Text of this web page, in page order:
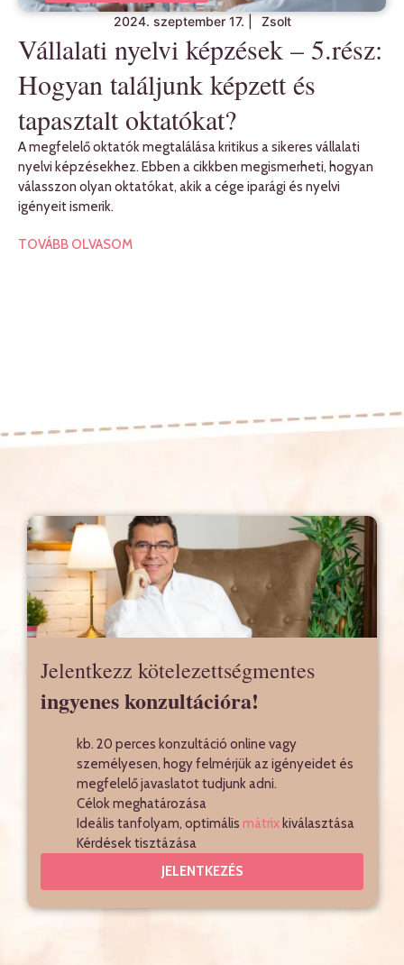
2024. szeptember 17. Zsolt
Vállalati nyelvi képzések – 5.rész:
Hogyan találjunk képzett és
tapasztalt oktatókat?
A megfelelő oktatók megtalálása kritikus a sikeres vállalati
nyelvi képzésekhez. Ebben a cikkben megismerheti, hogyan
válasszon olyan oktatókat, akik a cége iparági és nyelvi
igényeit ismerik.
TOVÁBB OLVASOM
Jelentkezz kötelezettségmentes
ingyenes konzultációra!
kb. 20 perces konzultáció online vagy
személyesen, hogy felmérjük az igényeidet és
megfelelő javaslatot tudjunk adni.
Célok meghatározása
Ideális tanfolyam, optimális mátrix kiválasztása
Kérdések tisztázása
JELENTKEZÉS